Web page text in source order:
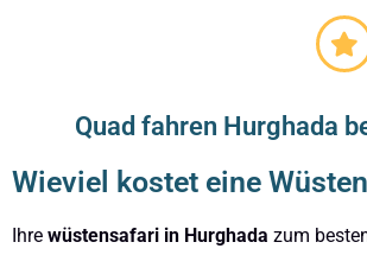
Quad fahren Hurghada
Wieviel kostet eine
Ihre wüstensafari in Hurghada zum